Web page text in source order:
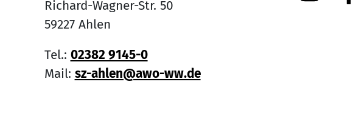
Richard-Wagner-Str. 50
59227 Ahlen
Tel.: 02382 9145-0
Mail: sz-ahlen@awo-ww.de